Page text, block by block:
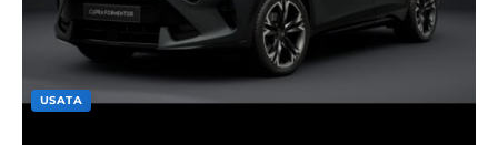
USATA